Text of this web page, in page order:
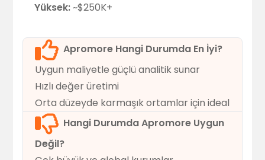
Yüksek:~$250K+
Apromore Hangi Durumda En İyi?
Uygun maliyetle güçlü analitik sunar
Hızlı değer üretimi
Orta düzeyde karmaşık ortamlar için ideal
Hangi Durumda Apromore Uygun
Değil?